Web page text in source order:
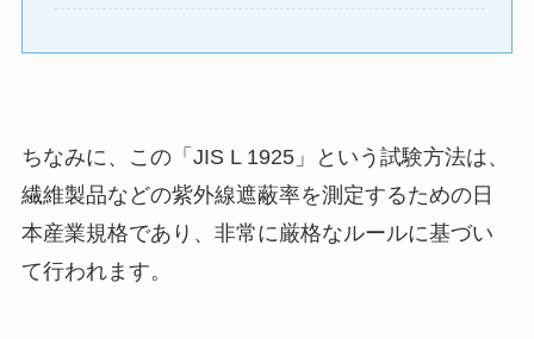
ちなみに、この「JIS L 1925」という試験方法は、
繊維製品などの紫外線遮蔽率を測定するための日
本産業規格であり、非常に厳格なルールに基づい
て行われます。